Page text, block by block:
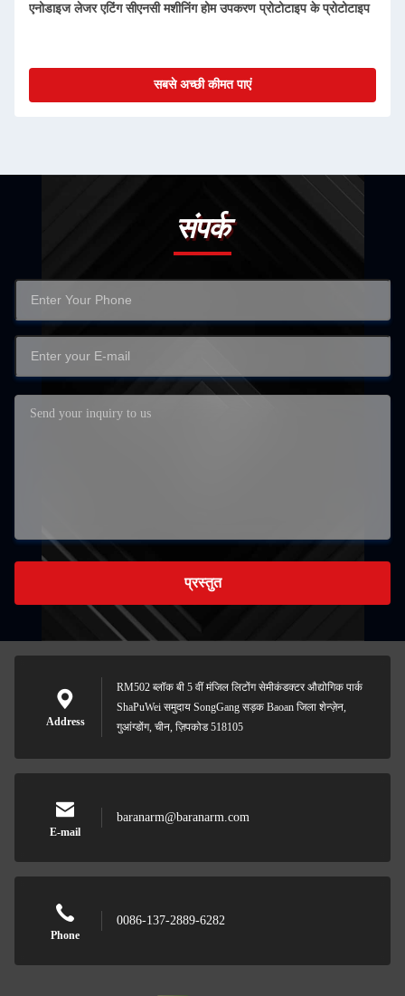
एनोडाइज लेजर एटिंग सीएनसी मशीनिंग होम उपकरण प्रोटोटाइप के प्रोटोटाइप
सबसे अच्छी कीमत पाएं
संपर्क
प्रस्तुत
Address
RM502 ब्लॉक बी 5 वीं मंजिल लिटोंग सेमीकंडक्टर औद्योगिक पार्क
ShaPuWei समुदाय SongGang सड़क Baoan जिला शेन्ज़ेन,
गुआंग्डोंग, चीन, ज़िपकोड 518105
E-mail
baranarm@baranarm.com
Phone
0086-137-2889-6282